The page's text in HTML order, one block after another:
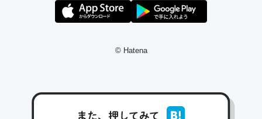
私も3年前ぐらいに祖母の家に設置した。ポケットWifiみ
https://toyoshi.hatenablog.com/entry/2019/05/15/1805
© Hatena